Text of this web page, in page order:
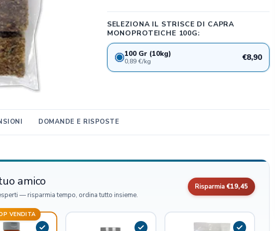
TRIBAL
Unica Gemma
TRIXIE
Beaphar
MIDLEE
TropiClean
CLIFFI CAT POPS
Dog&Dog
Julius K9
MSD Animal Health
BWild
SELEZIONA IL STRISCE DI CAPRA
MONOPROTEICHE 100G:
100 Gr (10kg)
0,89 €/kg €8,90
DOMANDE E RISPOSTE
amico
— risparmia tempo, ordina tutto insieme.
Risparmia €19,45
VENDITA